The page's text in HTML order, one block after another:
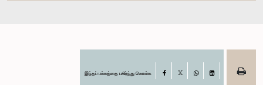
இந்தப் பக்கத்தை பகிர்ந்து கொள்க Facebook